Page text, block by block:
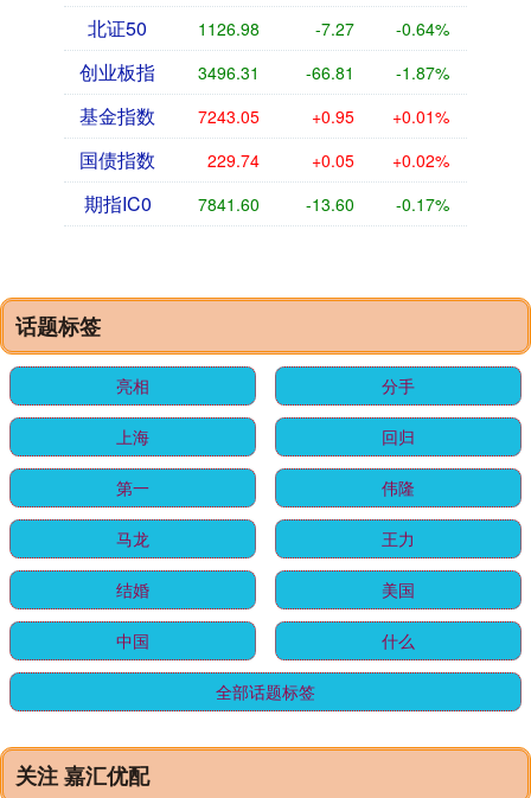
北证50 1126.98 -7.27 -0.64%
创业板指 3496.31 -66.81 -1.87%
基金指数 7243.05 +0.95 +0.01%
国债指数 229.74 +0.05 +0.02%
期指IC0 7841.60 -13.60 -0.17%
话题标签
亮相 分手
上海 回归
第一 伟隆
马龙 王力
结婚 美国
中国 什么
全部话题标签
关注 嘉汇优配